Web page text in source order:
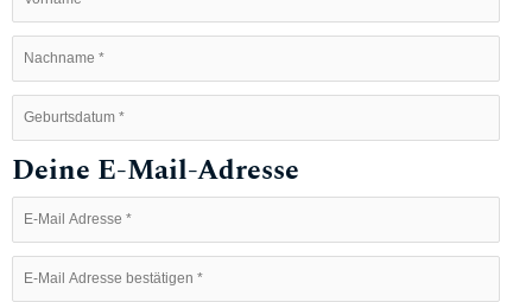
Deine E-Mail-Adresse